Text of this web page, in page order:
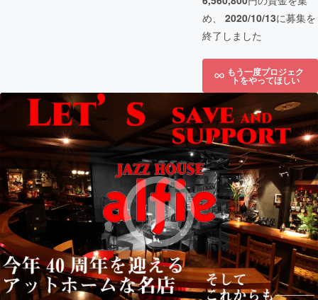
め、 2020/10/13に募集を
終了しました
もう一度プロジェク
トをやってほしい